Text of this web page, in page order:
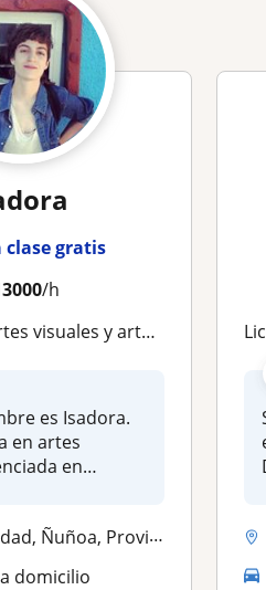
clase gratis
/h
y arteterapeuta
es Isadora.
en artes
en
Ñuñoa, Providencia
domicilio